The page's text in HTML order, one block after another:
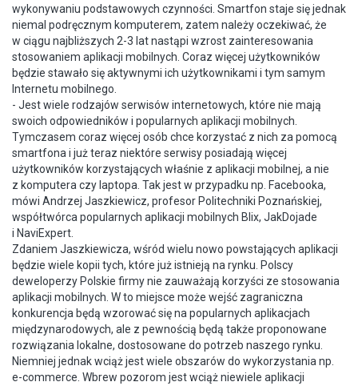
wykonywaniu podstawowych czynności. Smartfon staje się jednak
niemal podręcznym komputerem, zatem należy oczekiwać, że
w ciągu najbliższych 2-3 lat nastąpi wzrost zainteresowania
stosowaniem aplikacji mobilnych. Coraz więcej użytkowników
będzie stawało się aktywnymi ich użytkownikami i tym samym
Internetu mobilnego.
- Jest wiele rodzajów serwisów internetowych, które nie mają
swoich odpowiedników i popularnych aplikacji mobilnych.
Tymczasem coraz więcej osób chce korzystać z nich za pomocą
smartfona i już teraz niektóre serwisy posiadają więcej
użytkowników korzystających właśnie z aplikacji mobilnej, a nie
z komputera czy laptopa. Tak jest w przypadku np. Facebooka,
mówi Andrzej Jaszkiewicz, profesor Politechniki Poznańskiej,
współtwórca popularnych aplikacji mobilnych Blix, JakDojade
i NaviExpert.
Zdaniem Jaszkiewicza, wśród wielu nowo powstających aplikacji
będzie wiele kopii tych, które już istnieją na rynku. Polscy
deweloperzy Polskie firmy nie zauważają korzyści ze stosowania
aplikacji mobilnych. W to miejsce może wejść zagraniczna
konkurencja będą wzorować się na popularnych aplikacjach
międzynarodowych, ale z pewnością będą także proponowane
rozwiązania lokalne, dostosowane do potrzeb naszego rynku.
Niemniej jednak wciąż jest wiele obszarów do wykorzystania np.
e-commerce. Wbrew pozorom jest wciąż niewiele aplikacji